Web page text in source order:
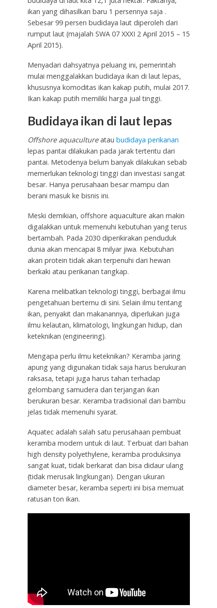
ikan yang dihasilkan baru 1 persennya saja .
Sebesar 99 persen budidaya laut diperoleh dari
rumput laut (majalah SWA 07 XXXI 2 April 2015 – 15
April 2015).
Menyadari dahsyatnya peluang ini, pemerintah
mulai menggalakkan budidaya ikan di laut lepas,
khususnya komoditas ikan kakap putih, mulai 2017.
Ikan kakap putih memiliki harga jual tinggi.
Budidaya ikan di laut lepas
Offshore aquacultureatau budidaya perikanan
lepas pantai dilakukan pada jarak tertentu dari
pantai. Metodenya belum banyak dilakukan sebab
memerlukan teknologi tinggi dan investasi sangat
besar. Hanya perusahaan besar mampu dan
berani masuk ke bisnis ini.
Meski demikian, offshore aquaculture akan makin
digalakkan untuk memenuhi kebutuhan yang terus
bertambah. Pada 2030 diperikirakan penduduk
dunia akan mencapai 8 milyar jiwa. Kebutuhan
akan protein tidak akan terpenuhi dari hewan
berkaki atau perikanan tangkap.
Karena melibatkan teknologi tinggi, berbagai ilmu
pengetahuan bertemu di sini. Selain ilmu tentang
ikan, penyakit dan makanannya, diperlukan juga
ilmu kelautan, klimatologi, lingkungan hidup, dan
keteknikan (engineering).
Mengapa perlu ilmu keteknikan? Keramba jaring
apung yang digunakan tidak saja harus berukuran
raksasa, tetapi juga harus tahan terhadap
gelombang samudera dan terjangan ikan
berukuran besar. Keramba tradisional dari bambu
jelas tidak memenuhi syarat.
Aquatec adalah salah satu perusahaan pembuat
keramba modern untuk di laut. Terbuat dari bahan
high density polyethylene, keramba produksinya
sangat kuat, tidak berkarat dan bisa didaur ulang
(tidak merusak lingkungan). Dengan ukuran
diameter besar, keramba seperti ini bisa memuat
ratusan ton ikan.